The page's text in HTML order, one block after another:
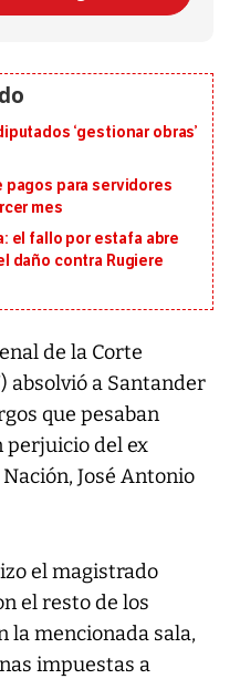
‘gestionar obras’
pagos para servidores
mes
el fallo por estafa abre
daño contra Rugiere
de la Corte
absolvió a Santander
que pesaban
perjuicio del ex
José Antonio
el magistrado
el resto de los
la mencionada sala,
impuestas a